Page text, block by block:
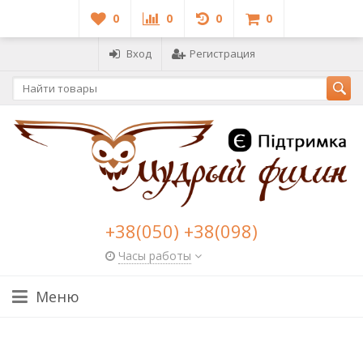
0 0 0 0
Вход Регистрация
+38(050) +38(098)
Часы работы
Меню